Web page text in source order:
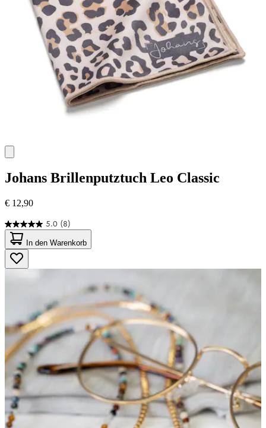
Johans Brillenputztuch Leo Classic
€ 12,90
5.0 (8)
5.0
von
5
Sternen.
8
In den Warenkorb